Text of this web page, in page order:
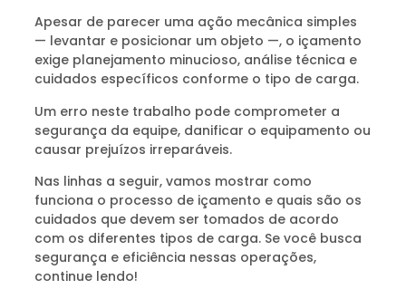
Apesar de parecer uma ação mecânica simples
— levantar e posicionar um objeto —, o içamento
exige planejamento minucioso, análise técnica e
cuidados específicos conforme o tipo de carga.
Um erro neste trabalho pode comprometer a
segurança da equipe, danificar o equipamento ou
causar prejuízos irreparáveis.
Nas linhas a seguir, vamos mostrar como
funciona o processo de içamento e quais são os
cuidados que devem ser tomados de acordo
com os diferentes tipos de carga. Se você busca
segurança e eficiência nessas operações,
continue lendo!